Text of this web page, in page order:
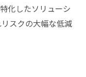
化したソリューシ
スクの大幅な低減